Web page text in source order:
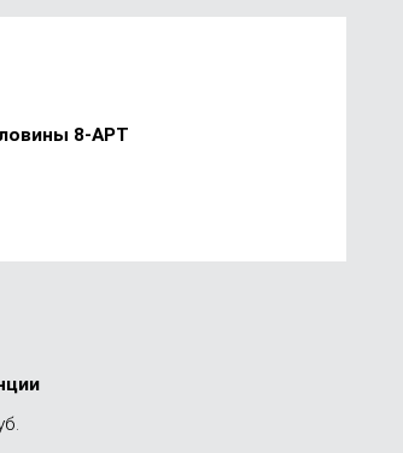
8-АРТ